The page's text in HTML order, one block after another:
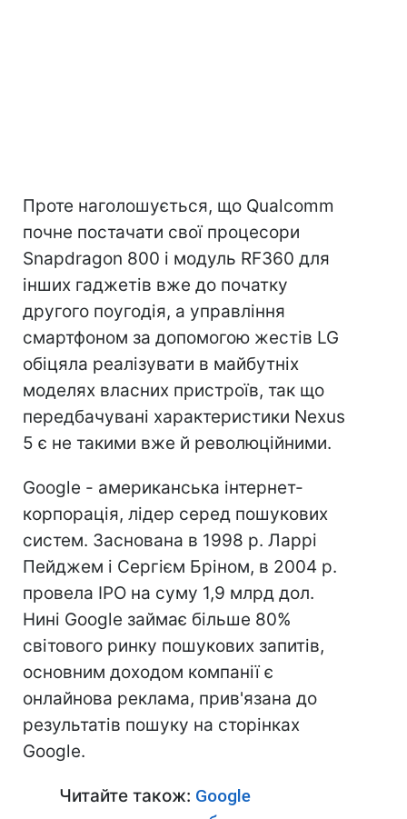
Проте наголошується, що Qualcomm
почне постачати свої процесори
Snapdragon 800 і модуль RF360 для
інших гаджетів вже до початку
другого поугодія, а управління
смартфоном за допомогою жестів LG
обіцяла реалізувати в майбутніх
моделях власних пристроїв, так що
передбачувані характеристики Nexus
5 є не такими вже й революційними.
Google - американська інтернет-
корпорація, лідер серед пошукових
систем. Заснована в 1998 р. Ларрі
Пейджем і Сергієм Бріном, в 2004 р.
провела IPO на суму 1,9 млрд дол.
Нині Google займає більше 80%
світового ринку пошукових запитів,
основним доходом компанії є
онлайнова реклама, прив'язана до
результатів пошуку на сторінках
Google.
Читайте також: Google